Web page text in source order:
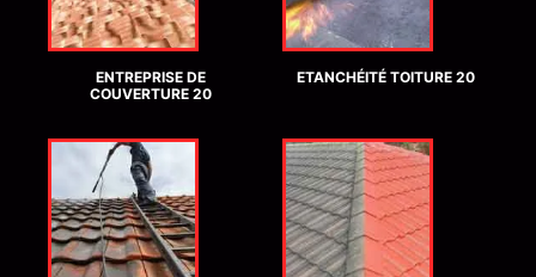
ENTREPRISE DE
COUVERTURE 20
ETANCHÉITÉ TOITURE 20